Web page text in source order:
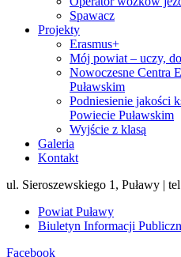
Spawacz
Projekty
Erasmus+
Mój powiat – uczy,
Nowoczesne Centra
Puławskim
Podniesienie jakości
Powiecie Puławskim
Wyjście z klasą
Galeria
Kontakt
ul. Sieroszewskiego 1, Puławy |
Powiat Puławy
Biuletyn Informacji
Facebook